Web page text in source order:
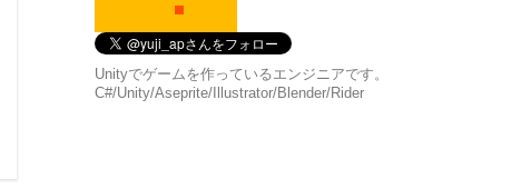
Unityでゲームを作っているエンジニアです。
C#/Unity/Aseprite/Illustrator/Blender/Rider